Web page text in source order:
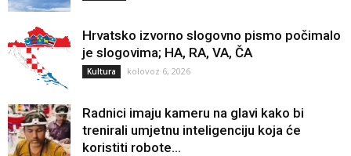
Hrvatsko izvorno slogovno pismo počimalo
je slogovima; HA, RA, VA, ČA
Kultura kolovoz 6, 2026
Radnici imaju kameru na glavi kako bi
trenirali umjetnu inteligenciju koja će
koristiti robote...